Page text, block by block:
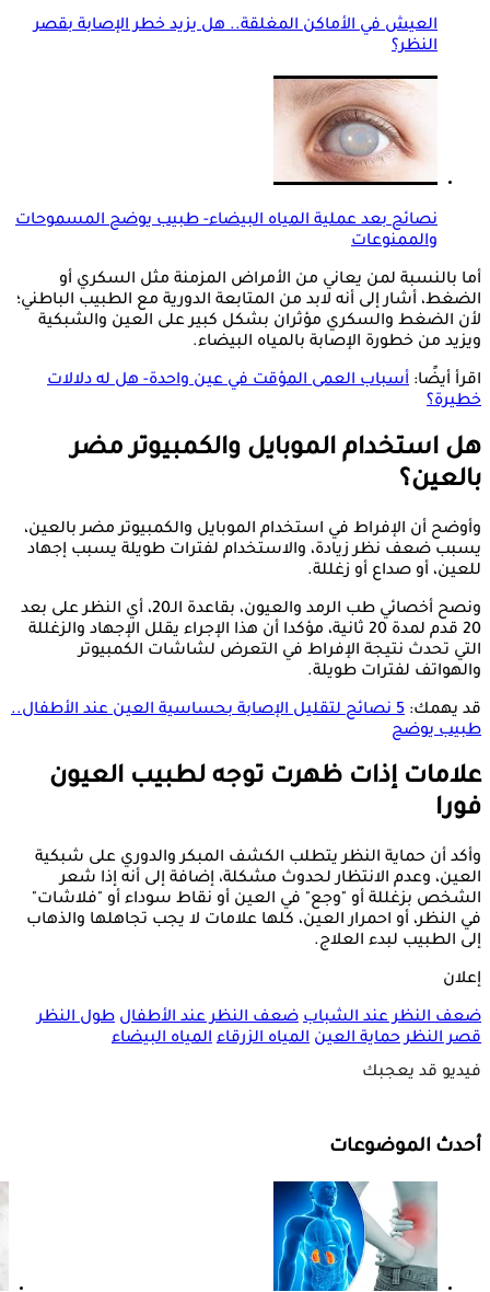
العيش في الأماكن المغلقة.. هل يزيد خطر الإصابة بقصر
النظر؟
نصائح بعد عملية المياه البيضاء- طبيب يوضح المسموحات
والممنوعات
أما بالنسبة لمن يعاني من الأمراض المزمنة مثل السكري أو
الضغط، أشار إلى أنه لابد من المتابعة الدورية مع الطبيب الباطني؛
لأن الضغط والسكري مؤثران بشكل كبير على العين والشبكية
ويزيد من خطورة الإصابة بالمياه البيضاء.
اقرأ أيضًا: أسباب العمى المؤقت في عين واحدة- هل له دلالات
خطيرة؟
هل استخدام الموبايل والكمبيوتر مضر
بالعين؟
وأوضح أن الإفراط في استخدام الموبايل والكمبيوتر مضر بالعين،
يسبب ضعف نظر زيادة، والاستخدام لفترات طويلة يسبب إجهاد
للعين، أو صداع أو زغللة.
ونصح أخصائي طب الرمد والعيون، بقاعدة الـ20، أي النظر على بعد
20 قدم لمدة 20 ثانية، مؤكدا أن هذا الإجراء يقلل الإجهاد والزغللة
التي تحدث نتيجة الإفراط في التعرض لشاشات الكمبيوتر
والهواتف لفترات طويلة.
قد يهمك:
5 نصائح لتقليل الإصابة بحساسية العين عند الأطفال..
طبيب يوضح
علامات إذات ظهرت توجه لطبيب العيون
فورا
وأكد أن حماية النظر يتطلب الكشف المبكر والدوري على شبكية
العين، وعدم الانتظار لحدوث مشكلة، إضافة إلى أنه إذا شعر
الشخص بزغللة أو "وجع" في العين أو نقاط سوداء أو "فلاشات"
في النظر، أو احمرار العين، كلها علامات لا يجب تجاهلها والذهاب
إلى الطبيب لبدء العلاج.
إعلان
ضعف النظر عند الشباب ضعف النظر عند الأطفال طول النظر
قصر النظر حماية العين المياه الزرقاء المياه البيضاء
فيديو قد يعجبك
أحدث الموضوعات